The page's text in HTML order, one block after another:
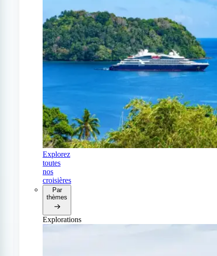
Explorez
toutes
nos
croisières
Par
thèmes
Explorations